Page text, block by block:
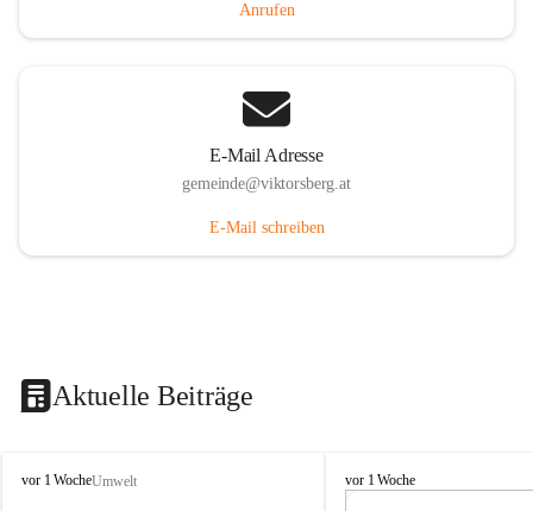
Anrufen
E-Mail Adresse
gemeinde@viktorsberg.at
E-Mail schreiben
Aktuelle Beiträge
V
vor 1 WocheUmwelt
V
vor 1 Woche